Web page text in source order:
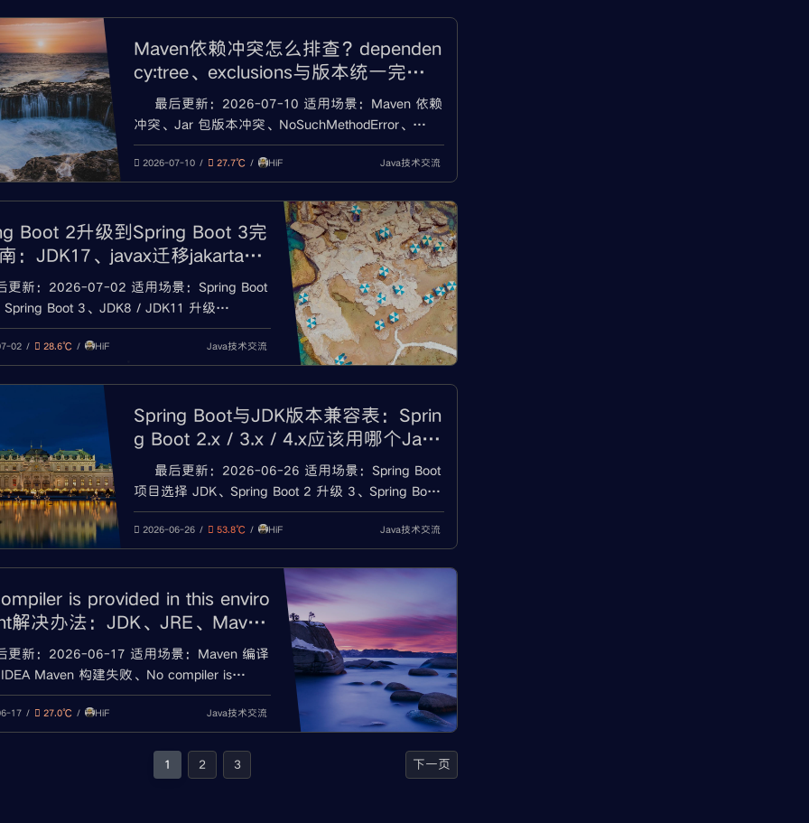
Maven依赖冲突怎么排查？dependen
cy:tree、exclusions与版本统一完整
教程
最后更新：2026-07-10 适用场景：Maven 依赖
冲突、Jar 包版本冲突、NoSuchMethodError、
ClassNotFoundException、NoClassDefFoundError、
dependency:tree 使用、exclusions 排除依赖、
dependencyM
2026-07-10 27.7℃ HiF Java技术交流
Boot 2升级到Spring Boot 3完
：JDK17、javax迁移jakarta、
容与常见报错
更新：2026-07-02 适用场景：Spring Boot
Boot 3、JDK8 / JDK11 升级
javax 迁移 jakarta、Spring Framework 6、
6、Maven / Gradle 构建失败、Sp
02 28.6℃ HiF Java技术交流
Spring Boot与JDK版本兼容表：Sprin
g Boot 2.x / 3.x / 4.x应该用哪个Java
版本？
最后更新：2026-06-26 适用场景：Spring Boot
项目选择 JDK、Spring Boot 2 升级 3、Spring Boot
3 升级 4、Java 版本不兼容、Maven / Gradle 构建
失败 创建或接手 Spring Boot 项目时，经常会遇到
这些问题： Spring
2026-06-26 53.8℃ HiF Java技术交流
is provided in this enviro
解决办法：JDK、JRE、Maven
排查
更新：2026-06-17 适用场景：Maven 编译
Maven 构建失败、No compiler is
in this environment、JDK/JRE 配置错误、
指向错误、Maven Runner JRE 配置错
Maven
17 27.0℃ HiF Java技术交流
下一页
1 2 3